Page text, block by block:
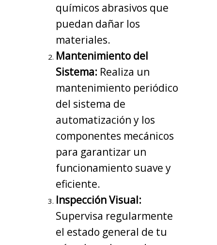
químicos abrasivos que
puedan dañar los
materiales.
Mantenimiento del
Sistema: Realiza un
mantenimiento periódico
del sistema de
automatización y los
componentes mecánicos
para garantizar un
funcionamiento suave y
eficiente.
Inspección Visual:
Supervisa regularmente
el estado general de tu